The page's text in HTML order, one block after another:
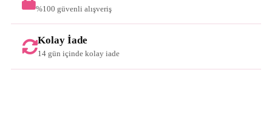
%100 güvenli alışveriş
Kolay İade
14 gün içinde kolay iade